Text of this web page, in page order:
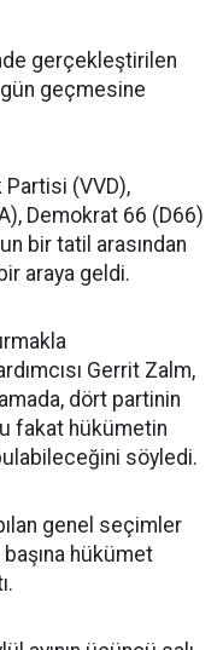
gerçekleştirilen
geçmesine
(VVD),
Demokrat 66 (D66)
bir tatil arasından
araya geldi.
Gerrit Zalm,
dört partinin
fakat hükümetin
bulabileceğini söyledi.
genel seçimler
hükümet